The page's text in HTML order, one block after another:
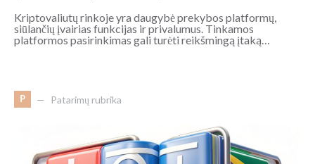
Kriptovaliutų rinkoje yra daugybė prekybos platformų,
siūlančių įvairias funkcijas ir privalumus. Tinkamos
platformos pasirinkimas gali turėti reikšmingą įtaką…
P Patarimų rubrika